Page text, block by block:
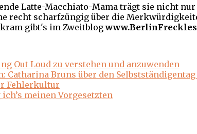
Latte-Macchiato-Mama trägt sie nicht
recht scharfzüngig über die
gibt's im Zweitblog
Out Loud zu verstehen und anzuwenden
Bruns über den Selbstständigentag
Fehlerkultur
meinen Vorgesetzten